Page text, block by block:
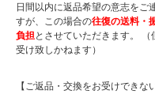
日間以内に返品希望の意志をご
すが、この場合の往復の送料・
負担とさせていただきます。
受け致しかねます）
【ご返品・交換をお受けできな